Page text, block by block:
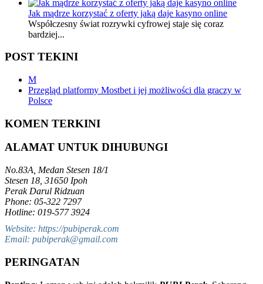
Jak mądrze korzystać z oferty jaką daje kasyno online
Współczesny świat rozrywki cyfrowej staje się coraz
bardziej...
POST TEKINI
M
Przegląd platformy Mostbet i jej możliwości dla graczy w
Polsce
KOMEN TERKINI
ALAMAT UNTUK DIHUBUNGI
No.83A, Medan Stesen 18/1
Stesen 18, 31650 Ipoh
Perak Darul Ridzuan
Phone: 05-322 7297
Hotline: 019-577 3924
Website: https://pubiperak.com
Email: pubiperak@gmail.com
PERINGATAN